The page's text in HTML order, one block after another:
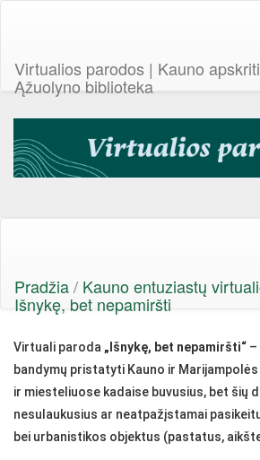
Virtualios parodos | Kauno
Ąžuolyno biblioteka
Pradžia/ Kauno entuziastų
Išnykę, bet nepamiršti
Virtuali paroda „Išnykę, bet nepamiršti“ –
bandymų pristatyti Kauno ir
ir miesteliuose kadaise buvusius, bet šių
nesulaukusius ar neatpažįstamai
bei urbanistikos objektus (pastatus,